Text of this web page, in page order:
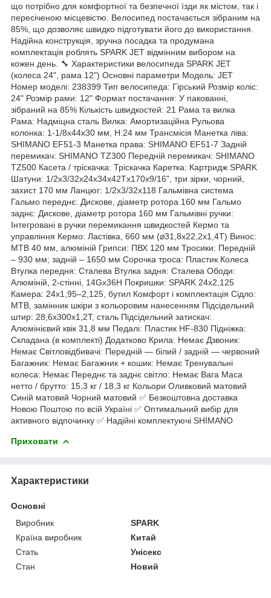
що потрібно для комфортної та безпечної їзди як містом, так і
пересіченою місцевістю. Велосипед постачається зібраним на
85%, що дозволяє швидко підготувати його до використання.
Надійна конструкція, зручна посадка та продумана
комплектація роблять SPARK JET відмінним вибором на
кожен день. 🔧 Характеристики велосипеда SPARK JET
(колеса 24", рама 12") Основні параметри Модель: JET
Номер моделі: 238399 Тип велосипеда: Гірський Розмір коліс:
24" Розмір рами: 12" Формат постачання: У пакованні,
зібраний на 85% Кількість швидкостей: 21 Рама та вилка
Рама: Надміцна сталь Вилка: Амортизаційна Рульова
колонка: 1-1/8х44х30 мм, H:24 мм Трансмісія Манетка ліва:
SHIMANO EF51-3 Манетка права: SHIMANO EF51-7 Задній
перемикач: SHIMANO TZ300 Передній перемикач: SHIMANO
TZ500 Касета / тріскачка: Тріскачка Каретка: Картридж SPARK
Шатуни: 1/2х3/32х24х34х42Tх170х9/16", три зірки, чорний,
захист 170 мм Ланцюг: 1/2х3/32х118 Гальмівна система
Гальмо переднє: Дискове, діаметр ротора 160 мм Гальмо
заднє: Дискове, діаметр ротора 160 мм Гальмівні ручки:
Інтегровані в ручки перемикання швидкостей Кермо та
управління Кермо: Ластівка, 660 мм (⌀31,8х22,2х1,4T) Винос:
MTB 40 мм, алюміній Грипси: ПВХ 120 мм Тросики: Передній
– 930 мм; задній – 1650 мм Сорочка троса: Пластик Колеса
Втулка передня: Сталева Втулка задня: Сталева Ободи:
Алюміній, 2-стінні, 14Gх36H Покришки: SPARK 24х2,125
Камера: 24х1,95–2,125, бутил Комфорт і комплектація Сідло:
MTB, замінник шкіри з кольоровим нанесенням Підсідельний
штир: 28,6х300х1,2T, сталь Підсідельний затискач:
Алюмінієвий квік 31,8 мм Педалі: Пластик HF-830 Підніжка:
Складана (в комплекті) Додатково Крила: Немає Дзвоник:
Немає Світловідбивачі: Передній — білий / задній — червоний
Багажник: Немає Багажник + кошик: Немає Тренувальні
колеса: Немає Переднє та заднє світло: Немає Вага Маса
нетто / брутто: 15,3 кг / 18,3 кг Кольори Оливковий матовий
Синій матовий Чорний матовий ✅ Безкоштовна доставка
Новою Поштою по всій Україні ✅ Оптимальний вибір для
активного відпочинку ✅ Надійні комплектуючі SHIMANO
Приховати
Характеристики
Основні
Виробник
SPARK
Країна виробник
Китай
Стать
Унісекс
Стан
Новий